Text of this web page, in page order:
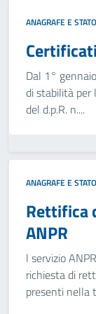
ANAGRAFE E
Dal 1°
di stabilità per
del d.p.R. n....
ANAGRAFE E
Rettifica
ANPR
l servizio
richiesta di
presenti nella